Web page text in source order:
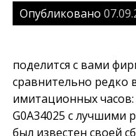
Опубликовано
поделится с вами
сравнительно редко
имитационных
G0A34025 с лучшими
был известен своей